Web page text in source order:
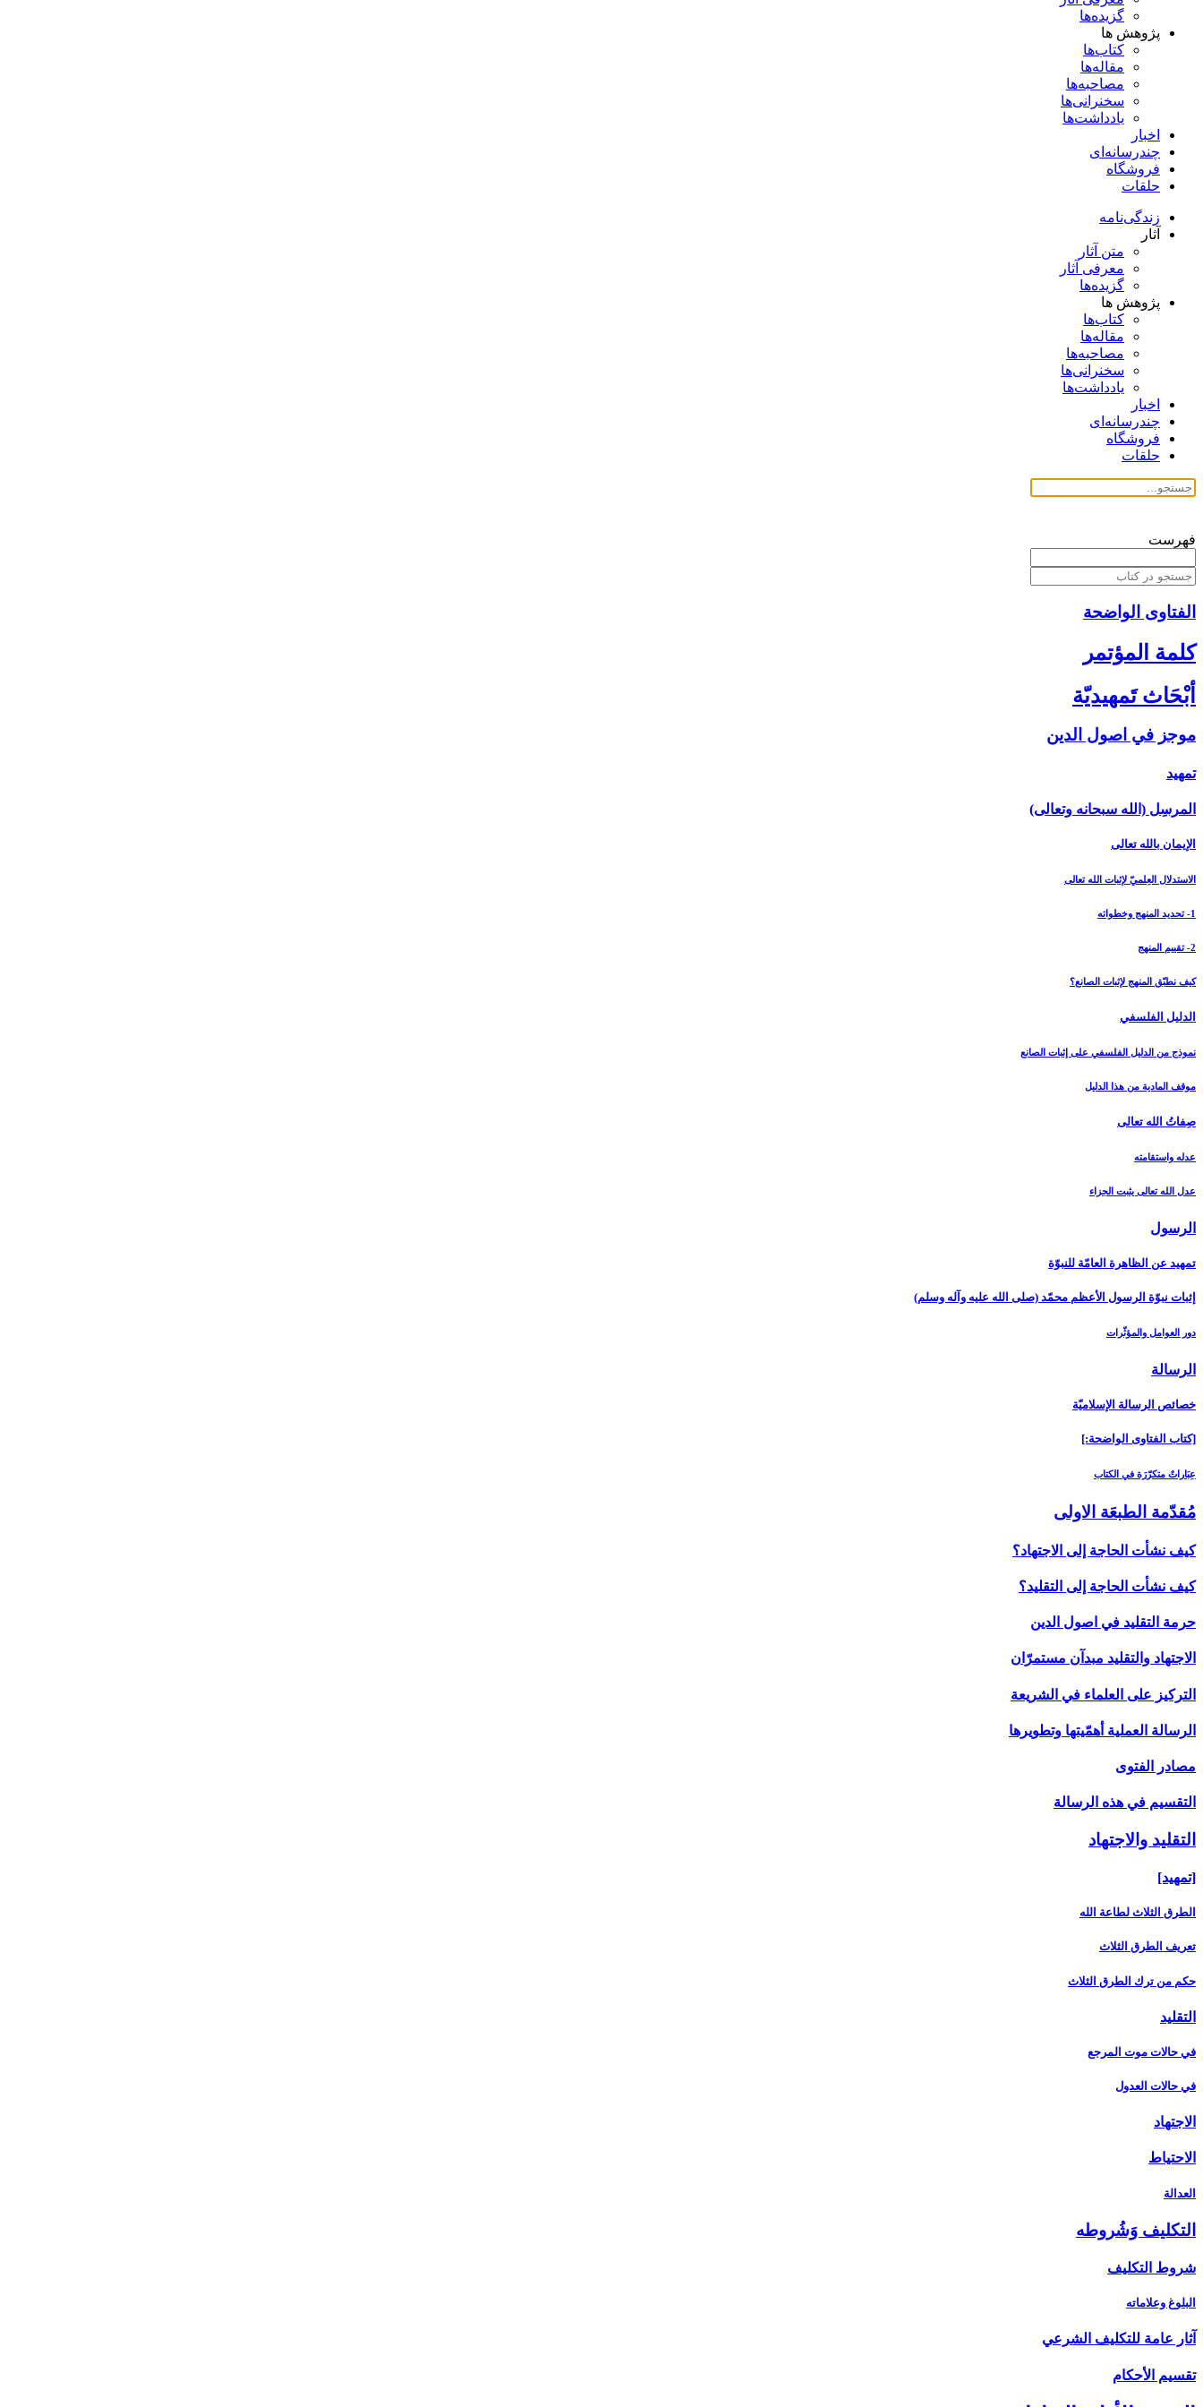
گزیده‌ها
پژوهش ها
کتاب‌ها
مقاله‌ها
مصاحبه‌ها
سخنرانی‌ها
یادداشت‌ها
اخبار
چندرسانه‌ای
فروشگاه
حلقات
زندگی‌نامه
آثار
متن آثار
معرفی آثار
گزیده‌ها
پژوهش ها
کتاب‌ها
مقاله‌ها
مصاحبه‌ها
سخنرانی‌ها
یادداشت‌ها
اخبار
چندرسانه‌ای
فروشگاه
حلقات
فهرست
الفتاوی الواضحة
كلمة المؤتمر
أبْحَاث تَمهيديّة
موجز في اصول الدين‏
تمهيد
المرسِل (الله سبحانه وتعالى)
الإيمان بالله تعالى‏
الاستدلال العِلميّ لإثبات الله تعالى‏
1- تحديد المنهج وخطواته
2- تقييم المنهج
كيف نطبّق المنهج لإثبات الصانع؟
الدليل الفلسفي‏
نموذج من الدليل الفلسفي على إثبات الصانع
موقف المادية من هذا الدليل
صِفاتُ الله تعالى‏
عدله واستقامته
عدل الله تعالى يثبت الجزاء
الرسول‏
تمهيد عن الظاهرة العامّة للنبوّة
إثبات نبوّة الرسول الأعظم محمّد (صلى الله عليه وآله وسلم)
دور العوامل والمؤثّرات
الرسالة
خصائص الرسالة الإسلاميّة
[كتاب الفتاوى الواضحة:]
عِبَاراتٌ متكرّرَة في الكتاب
مُقدّمة الطبعَة الاولى‏
كيف نشأت الحاجة إلى الاجتهاد؟
كيف نشأت الحاجة إلى التقليد؟
حرمة التقليد في اصول الدين
الاجتهاد والتقليد مبدآن مستمرّان
التركيز على العلماء في الشريعة
الرسالة العملية أهمّيتها وتطويرها
مصادر الفتوى
التقسيم في هذه الرسالة
التقليد والاجتهاد
[تمهيد]
الطرق الثلاث لطاعة الله
تعريف الطرق الثلاث
حكم من ترك الطرق الثلاث
التقليد
في حالات موت المرجع
في حالات العدول
الاجتهاد
الاحتياط
العدالة
التكليف وَشُروطه‏
شروط التكليف‏
البلوغ وعلاماته
آثار عامة للتكليف الشرعي‏
تقسيم الأحكام‏